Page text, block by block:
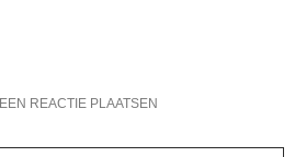
EEN REACTIE PLAATSEN